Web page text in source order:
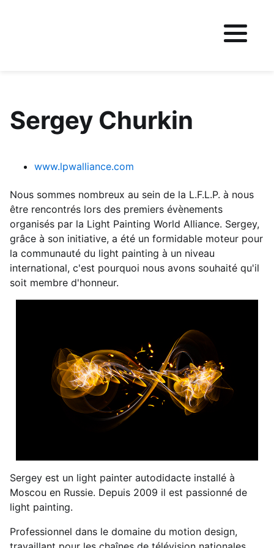
Sergey Churkin
www.lpwalliance.com
Nous sommes nombreux au sein de la L.F.L.P. à nous
être rencontrés lors des premiers évènements
organisés par la Light Painting World Alliance. Sergey,
grâce à son initiative, a été un formidable moteur pour
la communauté du light painting à un niveau
international, c'est pourquoi nous avons souhaité qu'il
soit membre d'honneur.
Sergey est un light painter autodidacte installé à
Moscou en Russie. Depuis 2009 il est passionné de
light painting.
Professionnel dans le domaine du motion design,